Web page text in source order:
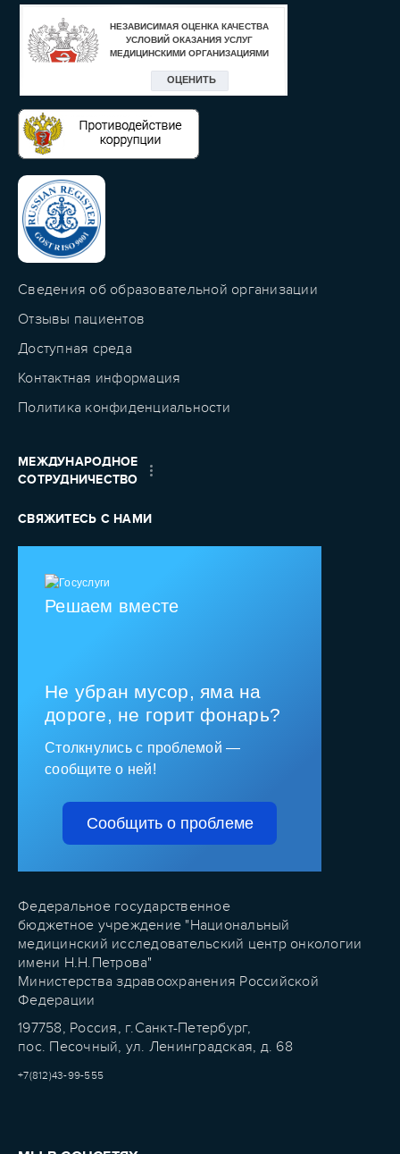
Сведения об образовательной организации
Отзывы пациентов
Доступная среда
Контактная информация
Политика конфиденциальности
МЕЖДУНАРОДНОЕ
СОТРУДНИЧЕСТВО
СВЯЖИТЕСЬ С НАМИ
Решаем вместе
Не убран мусор, яма на
дороге, не горит фонарь?
Столкнулись с проблемой —
сообщите о ней!
Сообщить о проблеме
Федеральное государственное
бюджетное учреждение "Национальный
медицинский исследовательский центр онкологии
имени Н.Н.Петрова"
Министерства здравоохранения Российской
Федерации
197758, Россия, г.Санкт-Петербург,
пос. Песочный, ул. Ленинградская, д. 68
+7(812)43-99-555